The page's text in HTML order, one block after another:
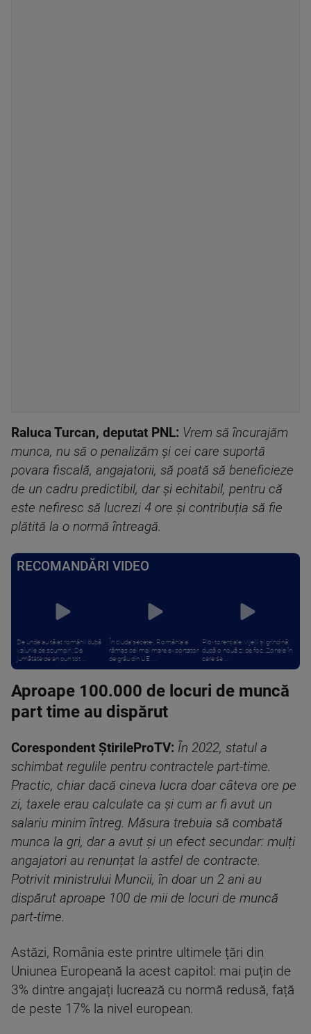
Raluca Turcan, deputat PNL: Vrem să încurajăm
munca, nu să o penalizăm și cei care suportă
povara fiscală, angajatorii, să poată să beneficieze
de un cadru predictibil, dar și echitabil, pentru că
este nefiresc să lucrezi 4 ore și contribuția să fie
plătită la o normă întreagă.
RECOMANDĂRI VIDEO
De unde au tăiat românii după
valurile de scumpiri. De
jumătate de an pun tot ...
În ciuda secetei, România a
rămas cel mai mare exportator
de grâu din UE. ...
Ploi torențiale, vijelii și grindină,
după o nouă zi de foc. Zonele în
care se ...
Aproape 100.000 de locuri de muncă
part time au dispărut
Corespondent ȘtirileProTV: În 2022, statul a
schimbat regulile pentru contractele part-time.
Practic, chiar dacă cineva lucra doar câteva ore pe
zi, taxele erau calculate ca și cum ar fi avut un
salariu minim întreg. Măsura trebuia să combată
munca la gri, dar a avut și un efect secundar: mulți
angajatori au renunțat la astfel de contracte.
Potrivit ministrului Muncii, în doar un 2 ani au
dispărut aproape 100 de mii de locuri de muncă
part-time.
Astăzi, România este printre ultimele țări din
Uniunea Europeană la acest capitol: mai puțin de
3% dintre angajați lucrează cu normă redusă, față
de peste 17% la nivel european.